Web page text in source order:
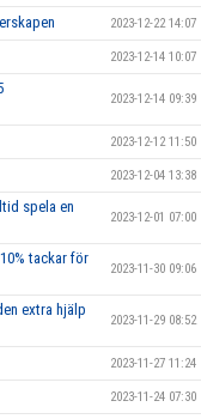
2023-12-22 14:07
2023-12-14 10:07
2023-12-14 09:39
2023-12-12 11:50
2023-12-04 13:38
spela en
2023-12-01 07:00
tackar för
2023-11-30 09:06
extra hjälp
2023-11-29 08:52
2023-11-27 11:24
2023-11-24 07:30